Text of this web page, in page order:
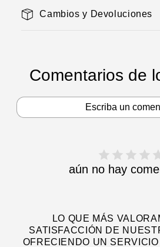
Cambios y Devoluciones
Comentarios de
Escriba un
aún no hay
LO QUE MÁS
SATISFACCIÓN DE
OFRECIENDO UN SERVICIO